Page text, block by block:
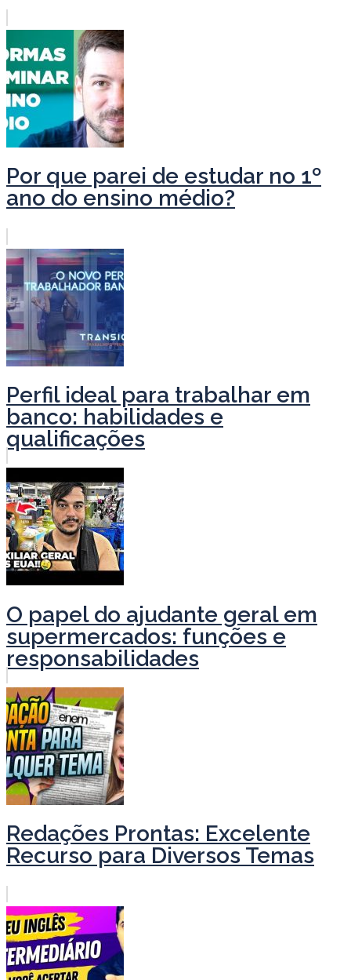
Por que parei de estudar no 1º
ano do ensino médio?
Perfil ideal para trabalhar em
banco: habilidades e
qualificações
O papel do ajudante geral em
supermercados: funções e
responsabilidades
Redações Prontas: Excelente
Recurso para Diversos Temas